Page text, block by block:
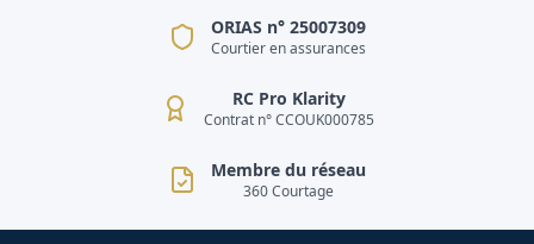
ORIAS n° 25007309
Courtier en assurances
RC Pro Klarity
Contrat n° CCOUK000785
Membre du réseau
360 Courtage